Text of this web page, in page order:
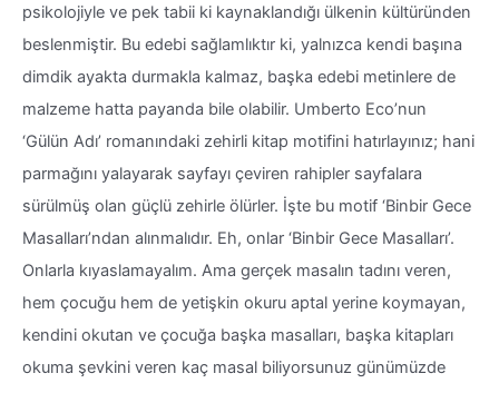
psikolojiyle ve pek tabii ki kaynaklandığı ülkenin kültüründen
beslenmiştir. Bu edebi sağlamlıktır ki, yalnızca kendi başına
dimdik ayakta durmakla kalmaz, başka edebi metinlere de
malzeme hatta payanda bile olabilir. Umberto Eco’nun
‘Gülün Adı’ romanındaki zehirli kitap motifini hatırlayınız; hani
parmağını yalayarak sayfayı çeviren rahipler sayfalara
sürülmüş olan güçlü zehirle ölürler. İşte bu motif ‘Binbir Gece
Masalları’ndan alınmalıdır. Eh, onlar ‘Binbir Gece Masalları’.
Onlarla kıyaslamayalım. Ama gerçek masalın tadını veren,
hem çocuğu hem de yetişkin okuru aptal yerine koymayan,
kendini okutan ve çocuğa başka masalları, başka kitapları
okuma şevkini veren kaç masal biliyorsunuz günümüzde